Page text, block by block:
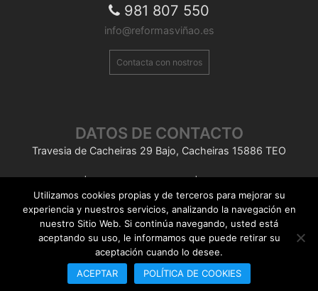
981 807 550
info@reformasviñao.es
Contacta con nostros
DATOS DE CONTACTO
Travesia de Cacheiras 29 Bajo, Cacheiras 15886 TEO
Reformas Viñao S.L. ©Aviso legal|by Hostisoft
Utilizamos cookies propias y de terceros para mejorar su
experiencia y nuestros servicios, analizando la navegación en
nuestro Sitio Web. Si continúa navegando, usted está
aceptando su uso, le informamos que puede retirar su
aceptación cuando lo desee.
ACEPTAR
POLÍTICA DE COOKIES